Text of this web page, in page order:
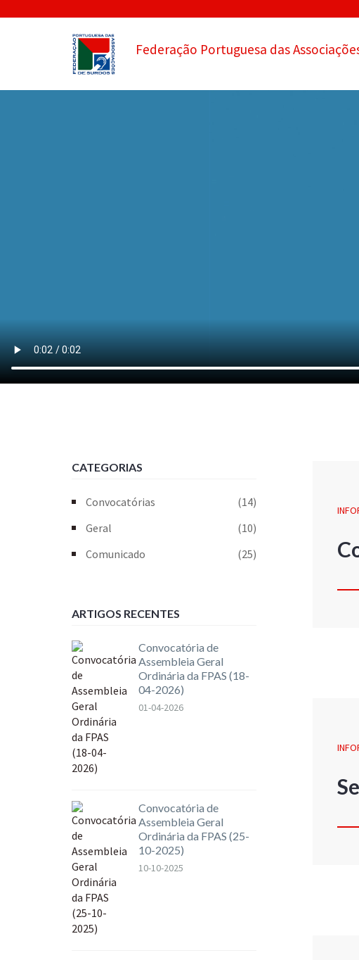
Federação Portuguesa das
CATEGORIAS
Convocatórias
(14)
Geral
(10)
Comunicado
(25)
ARTIGOS RECENTES
Convocatória de
Assembleia Geral
Ordinária da FPAS (18-
04-2026)
01-04-2026
Convocatória de
Assembleia Geral
Ordinária da FPAS (25-
10-2025)
10-10-2025